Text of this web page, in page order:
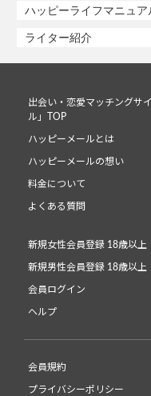
ハッピーライフマニュア
ライター紹介
出会い・恋愛マッチングサ
ル」TOP
ハッピーメールとは
ハッピーメールの想い
料金について
よくある質問
新規女性会員登録 18歳以上
新規男性会員登録 18歳以上
会員ログイン
ヘルプ
会員規約
プライバシーポリシー